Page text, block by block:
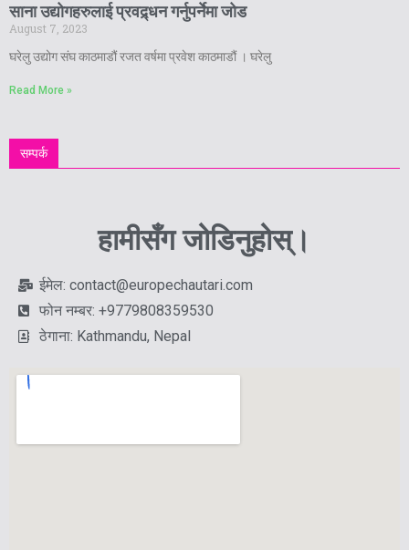
साना उद्योगहरुलाई प्रवद्र्धन गर्नुपर्नेमा जोड
August 7, 2023
घरेलु उद्योग संघ काठमाडौं रजत वर्षमा प्रवेश काठमाडौं । घरेलु
Read More »
सम्पर्क
हामीसँग जोडिनुहोस्।
ईमेल: contact@europechautari.com
फोन नम्बर: +9779808359530
ठेगाना: Kathmandu, Nepal